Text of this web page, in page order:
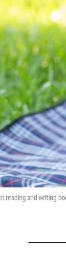
reading and writing